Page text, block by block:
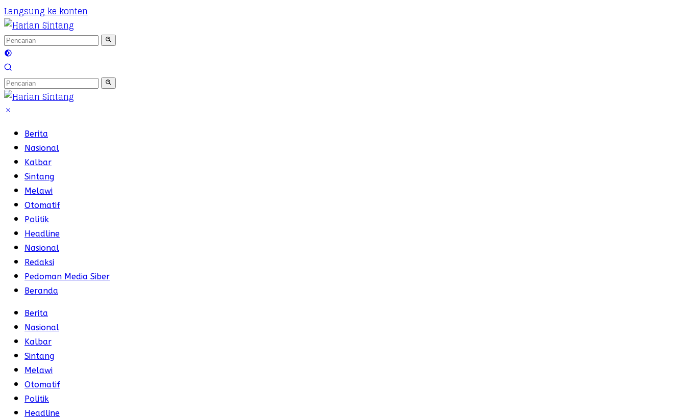
Langsung ke konten
Berita
Nasional
Kalbar
Sintang
Melawi
Otomatif
Politik
Headline
Nasional
Redaksi
Pedoman Media Siber
Beranda
Berita
Nasional
Kalbar
Sintang
Melawi
Otomatif
Politik
Headline